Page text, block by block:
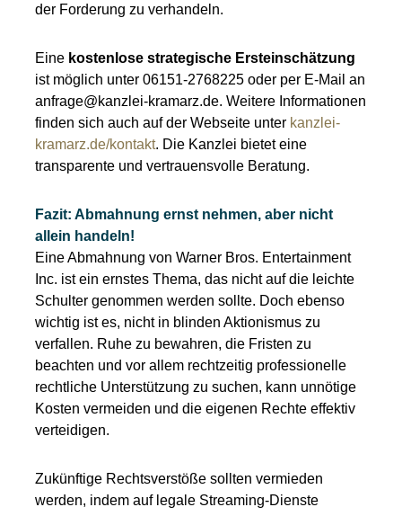
der Forderung zu verhandeln.
Eine kostenlose strategische Ersteinschätzung
ist möglich unter 06151-2768225 oder per E-Mail an
anfrage@kanzlei-kramarz.de. Weitere Informationen
finden sich auch auf der Webseite unter kanzlei-
kramarz.de/kontakt. Die Kanzlei bietet eine
transparente und vertrauensvolle Beratung.
Fazit: Abmahnung ernst nehmen, aber nicht
allein handeln!
Eine Abmahnung von Warner Bros. Entertainment
Inc. ist ein ernstes Thema, das nicht auf die leichte
Schulter genommen werden sollte. Doch ebenso
wichtig ist es, nicht in blinden Aktionismus zu
verfallen. Ruhe zu bewahren, die Fristen zu
beachten und vor allem rechtzeitig professionelle
rechtliche Unterstützung zu suchen, kann unnötige
Kosten vermeiden und die eigenen Rechte effektiv
verteidigen.
Zukünftige Rechtsverstöße sollten vermieden
werden, indem auf legale Streaming-Dienste